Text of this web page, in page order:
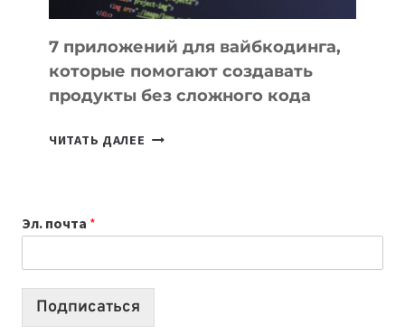
7 приложений для вайбкодинга,
которые помогают создавать
продукты без сложного кода
ЧИТАТЬ ДАЛЕЕ
СОЗДАВАТЬ
ПРОДУКТЫ
Эл. почта *
Подписаться